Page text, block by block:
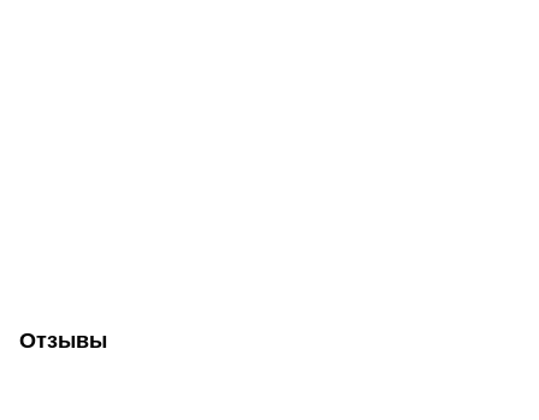
Отзывы